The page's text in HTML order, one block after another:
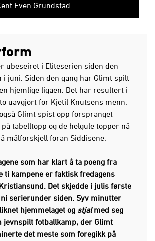
Even Grundstad.
ubeseiret i Eliteserien siden den
i juni. Siden den gang har Glimt spilt
hjemlige ligaen. Det har resultert i
uavgjort for Kjetil Knutsens menn.
Glimt spist opp forspranget
tabelltopp og de helgule topper nå
målforskjell foran Siddisene.
som har klart å ta poeng fra
ti kampene er faktisk fredagens
Det skjedde i julis første
ni serierunder siden. Syv minutter
hjemmelaget og stjalmed seg
jevnspilt fotballkamp, der Glimt
det meste som foregikk på